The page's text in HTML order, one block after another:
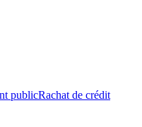
publicRachat de crédit